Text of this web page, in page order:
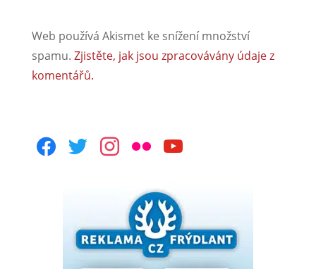
Web používá Akismet ke snížení množství
spamu. Zjistěte, jak jsou zpracovávány údaje z
komentářů.
facebooktwitterinstagram
flickr youtube